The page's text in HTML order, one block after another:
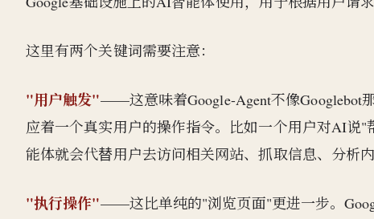
这里有两个关键词需要注意：
"用户触发"——这意味着Google-Agent不像Googlebot
应着一个真实用户的操作指令。比如一个用户对AI说
能体就会代替用户去访问相关网站、抓取信息、分析内
"执行操作"——这比单纯的"浏览页面"更进一步。